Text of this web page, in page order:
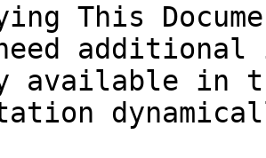
This
available in